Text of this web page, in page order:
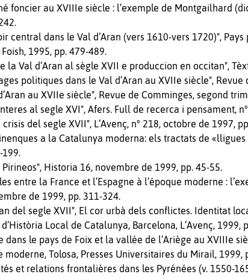
foncier au XVIIIe siècle : l’exemple de Montgailhard
central dans le Val d’Aran (vers 1610-vers 1720)",
1995, pp. 479-489.
la Val d’Aran al sègle XVII e produccion en occitan",
politiques dans le Val d’Aran au XVIIe siècle",
au XVIIe siècle", Revue de Comminges, segond
al segle XVI", Afers. Full de recerca i pensament,
del segle XVII", L’Avenç, n° 218, octobre de 1997,
a la Catalunya moderna: els tractats de «lligues
199.
Historia 16, novembre de 1999, pp. 45-55.
entre la France et l’Espagne à l’époque moderne :
de 1999, pp. 311-324.
del segle XVII", El cor urbà dels conflictes. Identitat
Local de Catalunya, Barcelona, L’Avenç, 1999,
dans le pays de Foix et la vallée de l’Ariège au XVIIIe
moderne, Tolosa, Presses Universitaires du Mirail, 1999,
et relations frontalières dans les Pyrénées (v. 1550-